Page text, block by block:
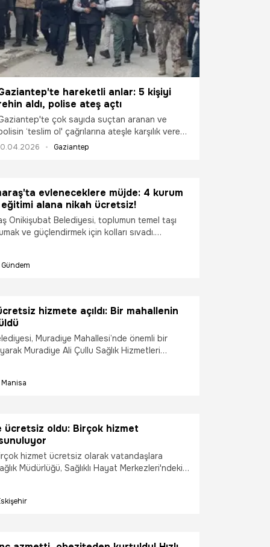
hareketli anlar: 5 kişiyi
aldı, polise ateş açtı
çok sayıda suçtan aranan ve
‘teslim ol' çağrılarına ateşle karşılık veren
5 kişiyi rehin aldı. Rehinelerden sevgilisini
olduktan sonraki rahat tavırları ve sigara
yakması dikkat çekti.
Gaziantep
evleneceklere müjde: 4 kurum
eğitimi alana nikah ücretsiz!
Onikişubat Belediyesi, toplumun temel taşı
ve güçlendirmek için kolları sıvadı.
Evlenecek çiftlere manevi rehberlikten sağlıklı
sağlıyor. Akademi eğitimini
nikah ücreti alınmayacağı müjdesi, evlilik
büyük heyecan yarattı.
Gündem
hizmete açıldı: Bir mahallenin
Muradiye Mahallesi’nde önemli bir
Muradiye Ali Çullu Sağlık Hizmetleri
Manisa
ücretsiz oldu: Birçok hizmet
hizmet ücretsiz olarak vatandaşlara
Müdürlüğü, Sağlıklı Hayat Merkezleri'ndeki